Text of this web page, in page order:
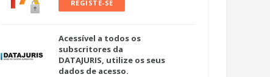
REGISTE-SE
Acessível a todos os
subscritores da
DATAJURIS, utilize os seus
dados de acesso.